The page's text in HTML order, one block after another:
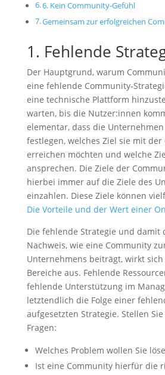
6. Kein Community-Gefühl
Gemeinsam zur erfolgreichen
1. Fehlende
Der Hauptgrund, warum
eine fehlende Community-
eine technische Plattform
warten, bis die Nutzer:innen
elementar, dass die
festlegen, welches Ziel sie mit der
erreichen möchten und welche
ansprechen. Die Ziele der
hierbei immer auf die Ziele des
einzahlen. Diese Ziele können
Die Vorteile und der Wert einer
Die fehlende Strategie und damit
Nachweis, wie eine Community
Unternehmens beiträgt, wirkt
Bereiche aus. Fehlende
fehlende Unterstützung im
letztendlich die Folge einer
aufgesetzten Strategie. Stellen
Fragen:
Welches Problem wollen Sie
Ist eine Community hierfür die